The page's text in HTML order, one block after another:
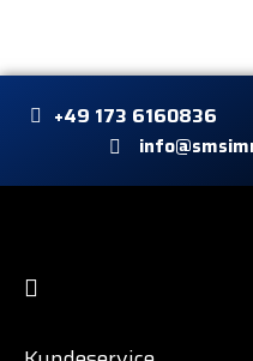
+49 173 6160836